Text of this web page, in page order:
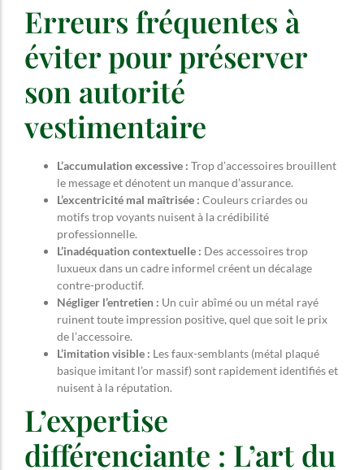
Erreurs fréquentes à
éviter pour préserver
son autorité
vestimentaire
L’accumulation excessive : Trop d’accessoires brouillent
le message et dénotent un manque d’assurance.
L’excentricité mal maîtrisée : Couleurs criardes ou
motifs trop voyants nuisent à la crédibilité
professionnelle.
L’inadéquation contextuelle : Des accessoires trop
luxueux dans un cadre informel créent un décalage
contre-productif.
Négliger l’entretien : Un cuir abîmé ou un métal rayé
ruinent toute impression positive, quel que soit le prix
de l’accessoire.
L’imitation visible : Les faux-semblants (métal plaqué
basique imitant l’or massif) sont rapidement identifiés et
nuisent à la réputation.
L’expertise
différenciante : L’art du